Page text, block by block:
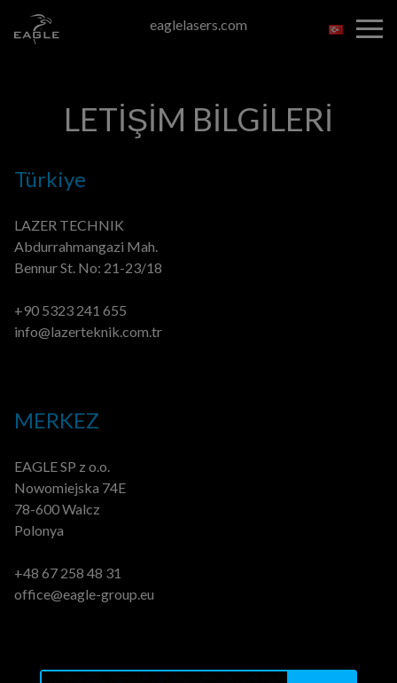
eaglelasers.com
LETİŞİM BİLGİLERİ
Türkiye
LAZER TECHNIK
Abdurrahmangazi Mah.
Bennur St. No: 21-23/18
+90 5323 241 655
info@lazerteknik.com.tr
MERKEZ
EAGLE SP z o.o.
Nowomiejska 74E
78-600 Walcz
Polonya
+48 67 258 48 31
office@eagle-group.eu